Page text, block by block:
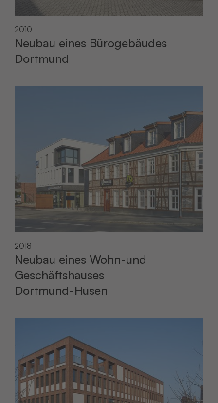
2010
Neubau eines Bürogebäudes
Dortmund
2018
Neubau eines Wohn-und
Geschäftshauses
Dortmund-Husen